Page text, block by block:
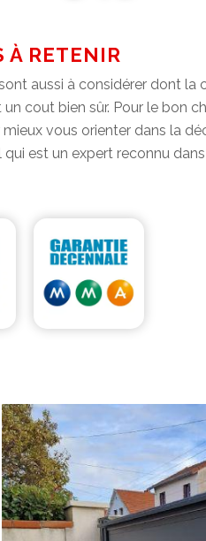
À RETENIR
aussi à considérer dont la
cout bien sûr. Pour le bon
vous orienter dans la
est un expert reconnu